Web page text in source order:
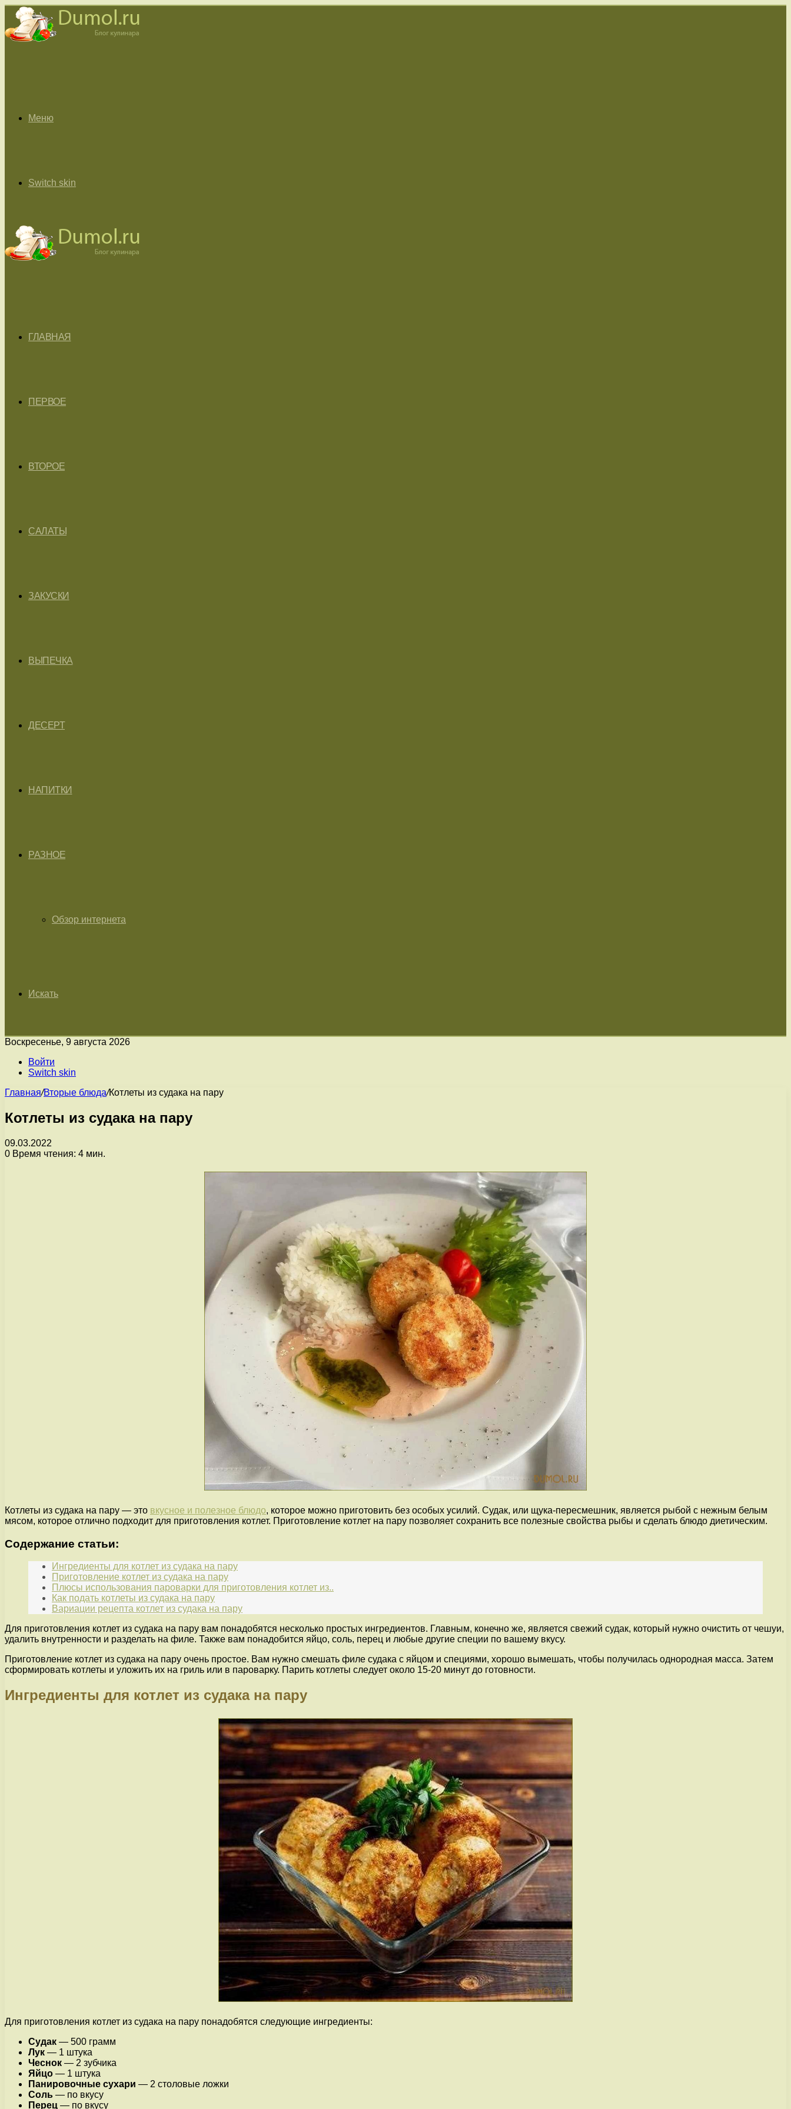
Меню
Switch skin
ГЛАВНАЯ
ПЕРВОЕ
ВТОРОЕ
САЛАТЫ
ЗАКУСКИ
ВЫПЕЧКА
ДЕСЕРТ
НАПИТКИ
РАЗНОЕ
Обзор интернета
Искать
Воскресенье, 9 августа 2026
Войти
Switch skin
Главная/Вторые блюда/Котлеты из судака на пару
Котлеты из судака на пару
09.03.2022
0 Время чтения: 4 мин.
Котлеты из судака на пару — это вкусное и полезное блюдо, которое можно приготовить без особых усилий. Судак, или щука-пересмешник, является рыбой с нежным белым
мясом, которое отлично подходит для приготовления котлет. Приготовление котлет на пару позволяет сохранить все полезные свойства рыбы и сделать блюдо диетическим.
Содержание статьи:
Ингредиенты для котлет из судака на пару
Приготовление котлет из судака на пару
Плюсы использования пароварки для приготовления котлет из..
Как подать котлеты из судака на пару
Вариации рецепта котлет из судака на пару
Для приготовления котлет из судака на пару вам понадобятся несколько простых ингредиентов. Главным, конечно же, является свежий судак, который нужно очистить от чешуи,
удалить внутренности и разделать на филе. Также вам понадобится яйцо, соль, перец и любые другие специи по вашему вкусу.
Приготовление котлет из судака на пару очень простое. Вам нужно смешать филе судака с яйцом и специями, хорошо вымешать, чтобы получилась однородная масса. Затем
сформировать котлеты и уложить их на гриль или в пароварку. Парить котлеты следует около 15-20 минут до готовности.
Ингредиенты для котлет из судака на пару
Для приготовления котлет из судака на пару понадобятся следующие ингредиенты:
Судак — 500 грамм
Лук — 1 штука
Чеснок — 2 зубчика
Яйцо — 1 штука
Панировочные сухари — 2 столовые ложки
Соль — по вкусу
Перец — по вкусу